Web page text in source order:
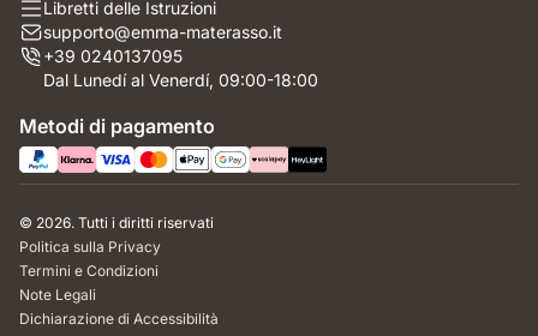
Libretti delle Istruzioni
supporto@emma-materasso.it
+39 0240137095
Dal Lunedí al Venerdí, 09:00-18:00
Metodi di pagamento
© 2026. Tutti i diritti riservati
Politica sulla Privacy
Termini e Condizioni
Note Legali
Dichiarazione di Accessibilità